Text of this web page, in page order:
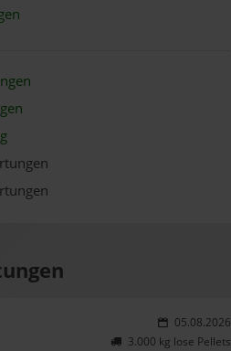
05.08.2026
3.000 kg lose Pellets